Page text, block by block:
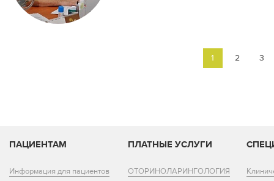
1 2 3
ПАЦИЕНТАМ
Информация для пациентов
ПЛАТНЫЕ УСЛУГИ
ОТОРИНОЛАРИНГОЛОГИЯ